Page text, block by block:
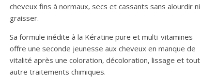
cheveux fins à normaux, secs et cassants sans alourdir ni
graisser.
Sa formule inédite à la Kératine pure et multi-vitamines
offre une seconde jeunesse aux cheveux en manque de
vitalité après une coloration, décoloration, lissage et tout
autre traitements chimiques.